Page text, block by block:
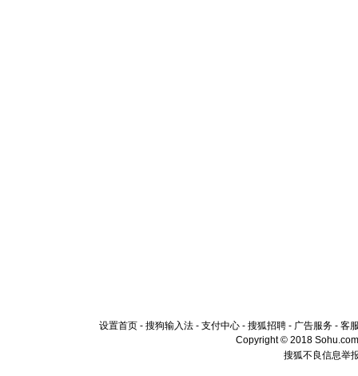
设置首页 - 搜狗输入法 - 支付中心 - 搜狐招聘 - 广告服务 - 客
Copyright © 2018
搜狐不良信息举